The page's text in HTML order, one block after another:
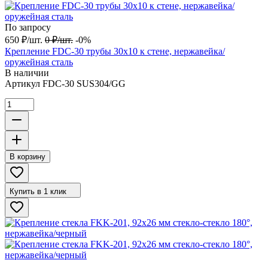
По запросу
650 ₽/шт. 0 ₽/шт. -0%
Крепление FDC-30 трубы 30х10 к стене, нержавейка/
оружейная сталь
В наличии
Артикул FDC-30 SUS304/GG
В корзину
Купить в 1 клик